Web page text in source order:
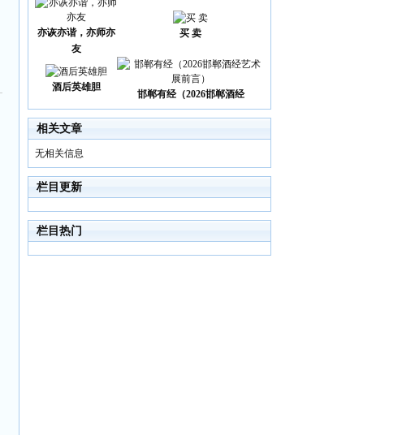
亦诙亦谐，亦师亦
友
买 卖
酒后英雄胆
邯郸有经（2026邯郸酒经
相关文章
无相关信息
栏目更新
栏目热门